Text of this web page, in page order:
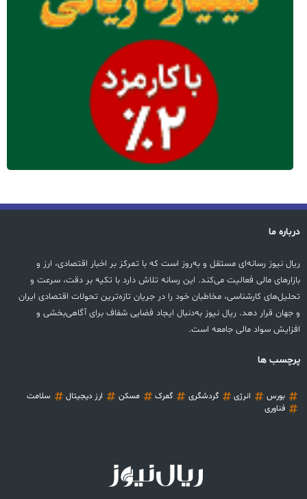
درباره ما
ریال نیوز رسانه‌ای مستقل و به‌روز است که با تمرکز بر اخبار اقتصادی، ارز و
بازارهای مالی فعالیت می‌کند. این رسانه تلاش دارد با تکیه بر دقت، سرعت و
تحلیل‌های کارشناسی، مخاطبان خود را در جریان تازه‌ترین تحولات اقتصادی ایران
و جهان قرار دهد. ریال نیوز به‌دنبال ایجاد فضایی شفاف برای آگاهی‌بخشی و
افزایش سواد مالی جامعه است.
پرچسب ها
بورس انرژی گردشگری گمرک مسکن ارز دیجیتال
سلامت
فناوری